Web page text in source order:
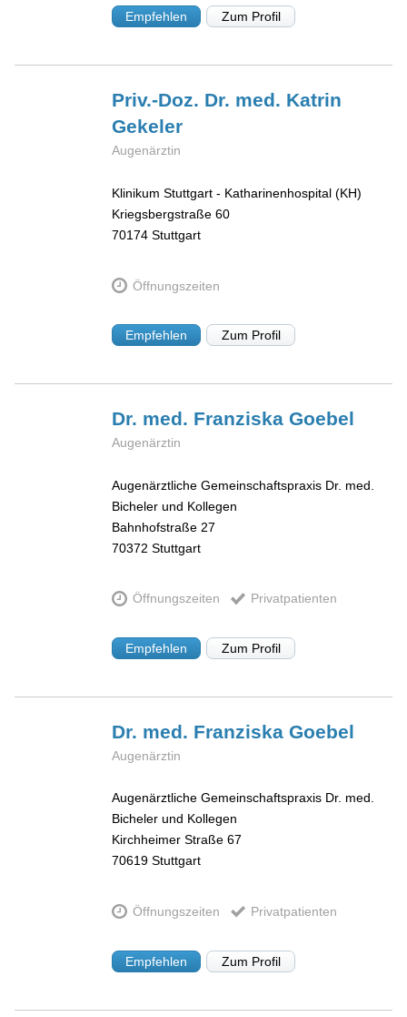
Empfehlen Zum Profil
Priv.-Doz. Dr. med. Katrin
Gekeler
Augenärztin
Klinikum Stuttgart - Katharinenhospital (KH)
Kriegsbergstraße 60
70174 Stuttgart
Öffnungszeiten
Empfehlen Zum Profil
Dr. med. FranziskaGoebel
Augenärztin
Augenärztliche Gemeinschaftspraxis Dr. med.
Bicheler und Kollegen
Bahnhofstraße 27
70372 Stuttgart
Öffnungszeiten Privatpatienten
Empfehlen Zum Profil
Dr. med. FranziskaGoebel
Augenärztin
Augenärztliche Gemeinschaftspraxis Dr. med.
Bicheler und Kollegen
Kirchheimer Straße 67
70619 Stuttgart
Öffnungszeiten Privatpatienten
Empfehlen Zum Profil